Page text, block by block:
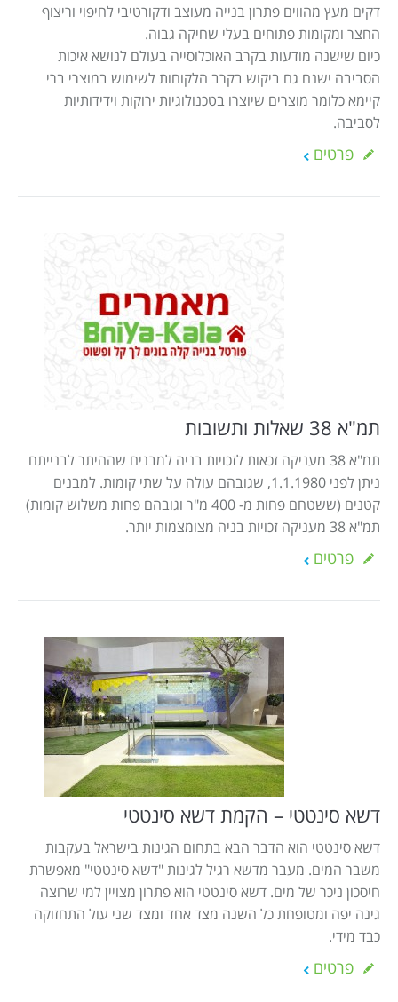
דקים מעץ מהווים פתרון בנייה מעוצב ודקורטיבי לחיפוי וריצוף
החצר ומקומות פתוחים בעלי שחיקה גבוה.
כיום שישנה מודעות בקרב האוכלוסייה בעולם לנושא איכות
הסביבה ישנם גם ביקוש בקרב הלקוחות לשימוש במוצרי ברי
קיימא כלומר מוצרים שיוצרו בטכנולוגיות ירוקות וידידותיות
לסביבה.
פרטים
תמ"א 38 שאלות ותשובות
תמ"א 38 מעניקה זכאות לזכויות בניה למבנים שההיתר לבנייתם
ניתן לפני 1.1.1980, שגובהם עולה על שתי קומות. למבנים
קטנים (ששטחם פחות מ- 400 מ"ר וגובהם פחות משלוש קומות)
תמ"א 38 מעניקה זכויות בניה מצומצמות יותר.
פרטים
דשא סינטטי – הקמת דשא סינטטי
דשא סינטטי הוא הדבר הבא בתחום הגינות בישראל בעקבות
משבר המים. מעבר מדשא רגיל לגינות "דשא סינטטי" מאפשרת
חיסכון ניכר של מים. דשא סינטטי הוא פתרון מצויין למי שרוצה
גינה יפה ומטופחת כל השנה מצד אחד ומצד שני עול התחזוקה
כבד מידי.
פרטים